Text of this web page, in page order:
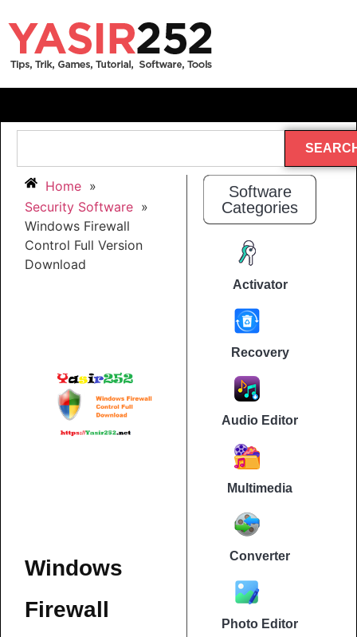
Home »
Security Software »
Windows Firewall
Control Full Version
Download
Windows
Firewall
Software
Categories
Activator
Recovery
Audio Editor
Multimedia
Converter
Photo Editor